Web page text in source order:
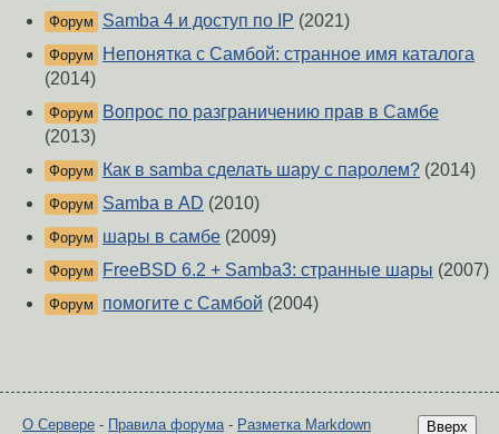
Форум Samba 4 и доступ по IP (2021)
Форум
Непонятка с Самбой: странное имя каталога
(2014)
Форум
Вопрос по разграничению прав в Самбе
(2013)
Форум Как в samba сделать шару с паролем? (2014)
Форум Samba в AD (2010)
Форум шары в самбе (2009)
Форум FreeBSD 6.2 + Samba3: странные шары (2007)
Форум помогите с Самбой (2004)
Вверх
О Сервере - Правила форума- Разметка Markdown